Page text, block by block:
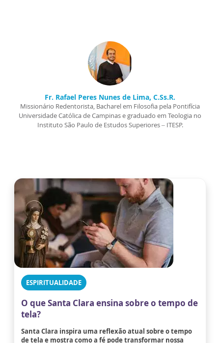
Fr. Rafael Peres Nunes de Lima, C.Ss.R.
Missionário Redentorista, Bacharel em Filosofia pela Pontifícia
Universidade Católica de Campinas e graduado em Teologia no
Instituto São Paulo de Estudos Superiores – ITESP.
ESPIRITUALIDADE
O que Santa Clara ensina sobre o tempo de
tela?
Santa Clara inspira uma reflexão atual sobre o tempo
de tela e mostra como a fé pode transformar nossa